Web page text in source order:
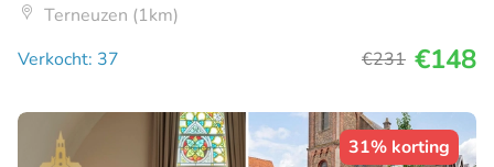
Terneuzen (1km)
Verkocht: 37
€231 €148
31% korting